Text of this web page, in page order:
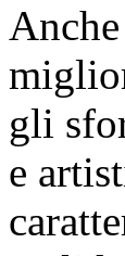
gli
e